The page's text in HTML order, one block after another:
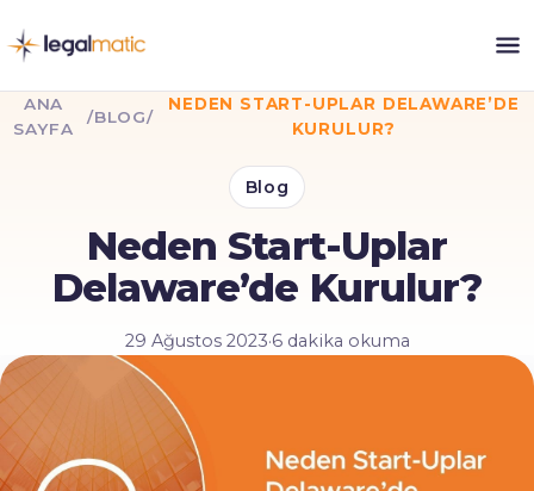
ANA
SAYFA
/BLOG/
NEDEN START-UPLAR DELAWARE’DE
KURULUR?
Blog
Neden Start-Uplar
Delaware’de Kurulur?
29 Ağustos 2023·6 dakika okuma